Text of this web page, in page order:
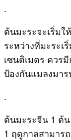
.
ต้นมะระจะเริ่มใ
ระหว่างที่มะระ
เซนติเมตร ควร
ป้องกันแมลงมา
.
ต้นมะระจีน 1 ต้
1 ฤดูกาลสามาร